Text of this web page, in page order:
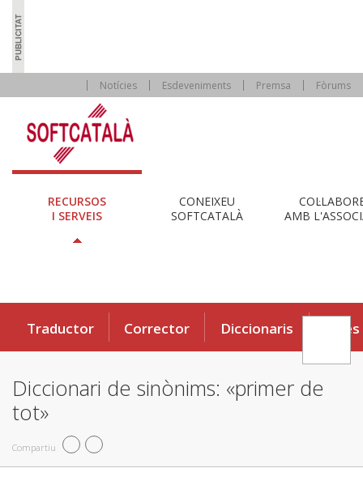
Notícies Esdeveniments Premsa Fòrums
RECURSOS
I SERVEIS
CONEIXEU
SOFTCATALÀ
AMB
Traductor Corrector Diccionaris Eines
Diccionari de sinònims: «primer de
tot»
Compartiu